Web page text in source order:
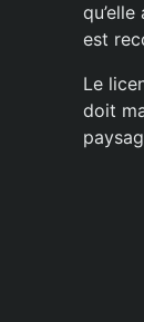
est
Le
doit